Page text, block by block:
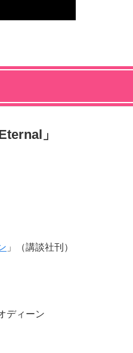
」
」（講談社刊）
ディーン